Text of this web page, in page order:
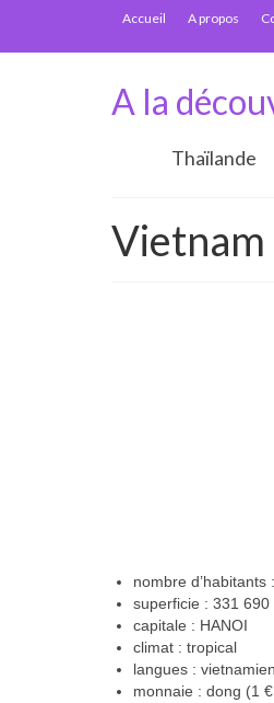
Accueil A propos
A la
Thaïlande
Vietnam
nombre d’habitants
superficie : 331 690
capitale : HANOI
climat : tropical
langues :
monnaie : dong (1